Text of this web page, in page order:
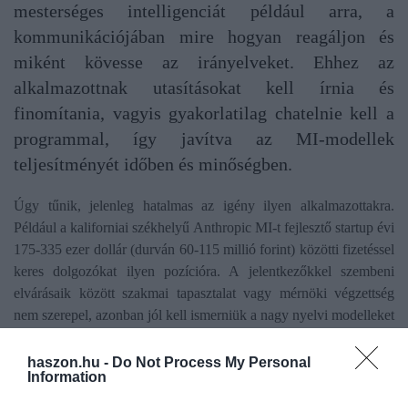
haszon.hu - Do Not Process My Personal
Information
mesterséges intelligenciát például arra, a
kommunikációjában mire hogyan reagáljon és
miként kövesse az irányelveket. Ehhez az
alkalmazottnak utasításokat kell írnia és
finomítania, vagyis gyakorlatilag chatelnie kell a
programmal, így javítva az MI-modellek
teljesítményét időben és minőségben.
Úgy tűnik, jelenleg hatalmas az igény ilyen alkalmazottakra.
Például a kaliforniai székhelyű Anthropic MI-t fejlesztő startup évi
175-335 ezer dollár (durván 60-115 millió forint) közötti fizetéssel
keres dolgozókat ilyen pozícióra. A jelentkezőkkel szembeni
elvárásaik között szakmai tapasztalat vagy mérnöki végzettség
nem szerepel, azonban jól kell ismerniük a nagy nyelvi modelleket
valamint jónak kell lenniük rejtvények megoldásában.